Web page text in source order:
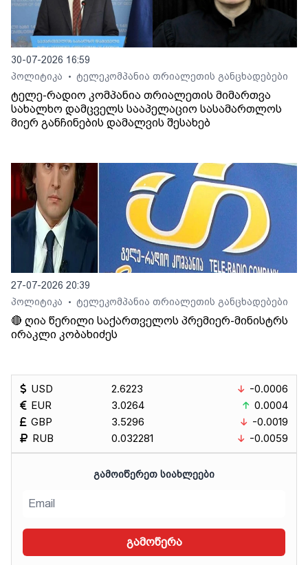
30-07-2026 16:59
პოლიტიკა
• ტელეკომპანია თრიალეთის განცხადებები
ტელე-რადიო კომპანია თრიალეთის მიმართვა
სახალხო დამცველს სააპელაციო სასამართლოს
მიერ განჩინების დამალვის შესახებ
27-07-2026 20:39
პოლიტიკა
• ტელეკომპანია თრიალეთის განცხადებები
🔴 ღია წერილი საქართველოს პრემიერ-მინისტრს
ირაკლი კობახიძეს
USD
EUR
GBP
RUB
2.6223
3.0264
3.5296
0.032281
-0.0006
0.0004
-0.0019
-0.0059
ᲒᲐᲛᲝᲘᲬᲔᲠᲔᲗ ᲡᲘᲐᲮᲚᲔᲔᲑᲘ
გამოწერა